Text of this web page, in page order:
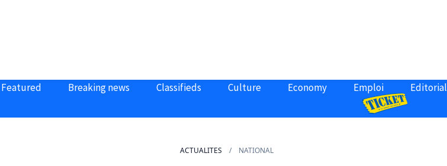
Featured Breaking news Classifieds Culture Economy Emploi Editorial
ACTUALITES NATIONAL